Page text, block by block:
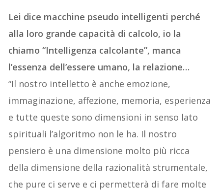
Lei dice macchine pseudo intelligenti perché
alla loro grande capacità di calcolo, io la
chiamo “Intelligenza calcolante”, manca
l’essenza dell’essere umano, la relazione…
“Il nostro intelletto è anche emozione,
immaginazione, affezione, memoria, esperienza
e tutte queste sono dimensioni in senso lato
spirituali l’algoritmo non le ha. Il nostro
pensiero è una dimensione molto più ricca
della dimensione della razionalità strumentale,
che pure ci serve e ci permetterà di fare molte